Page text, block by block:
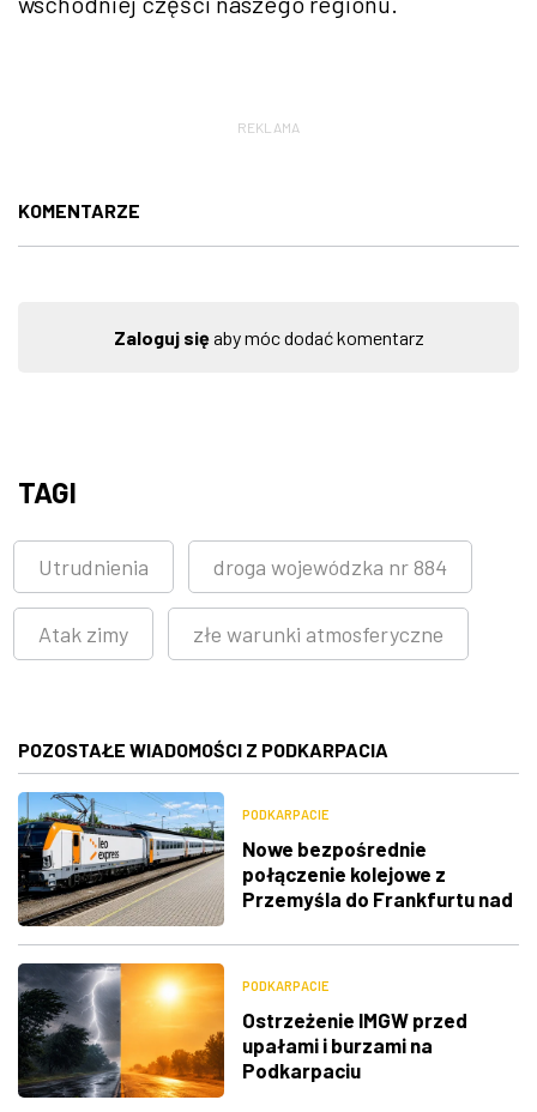
REKLAMA
KOMENTARZE
Zaloguj sięaby móc dodać komentarz
TAGI
Utrudnienia droga wojewódzka nr 884
Atak zimy złe warunki atmosferyczne
POZOSTAŁE WIADOMOŚCI Z PODKARPACIA
PODKARPACIE
Nowe bezpośrednie
połączenie kolejowe z
Przemyśla do Frankfurtu nad
PODKARPACIE
Ostrzeżenie IMGW przed
upałami i burzami na
Podkarpaciu